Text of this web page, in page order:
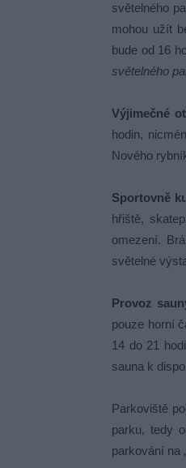
světelného
mohou užít
bude od 16
světelného
Výjimečné
hodin,
Nového
Sportovně
hřiště,
omezení.
světelné
Provoz
pouze horní
14 do 21
sauna k
Parkoviště
parku, tedy
parkování na